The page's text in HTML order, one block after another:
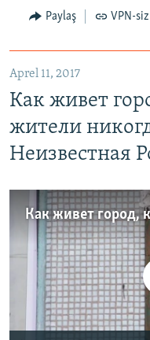
Paylaş VPN-
Aprel 11, 2017
Как живет
жители
Неизвестная
No media